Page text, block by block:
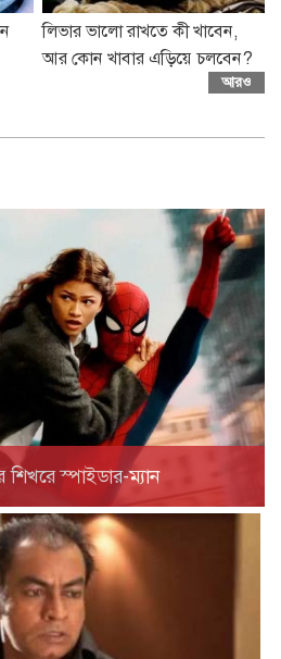
লিভার ভালো রাখতে কী খাবেন,
আর কোন খাবার এড়িয়ে চলবেন?
আরও
স্পাইডার-ম্যান